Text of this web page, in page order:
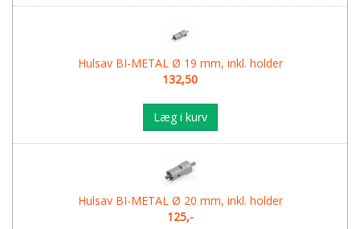
Hulsav BI-METAL Ø 19 mm, inkl. holder
132,50
Læg i kurv
Hulsav BI-METAL Ø 20 mm, inkl. holder
125,-